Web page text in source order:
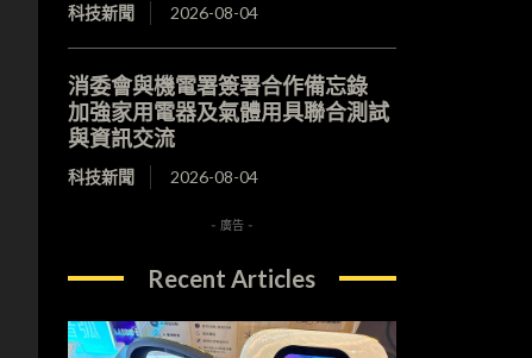
科技新聞 2026-08-04
消委會與機電署簽署合作備忘錄
加強家用電器及氣體用具聯合測試
與資訊交流
科技新聞 2026-08-04
- 廣告 -
Recent Articles